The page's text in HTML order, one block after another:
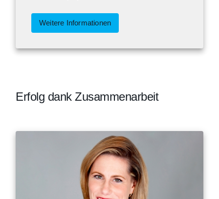
Weitere Informationen
Erfolg dank Zusammenarbeit